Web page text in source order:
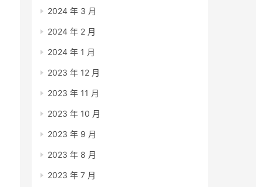
2024 年 3 月
2024 年 2 月
2024 年 1 月
2023 年 12 月
2023 年 11 月
2023 年 10 月
2023 年 9 月
2023 年 8 月
2023 年 7 月